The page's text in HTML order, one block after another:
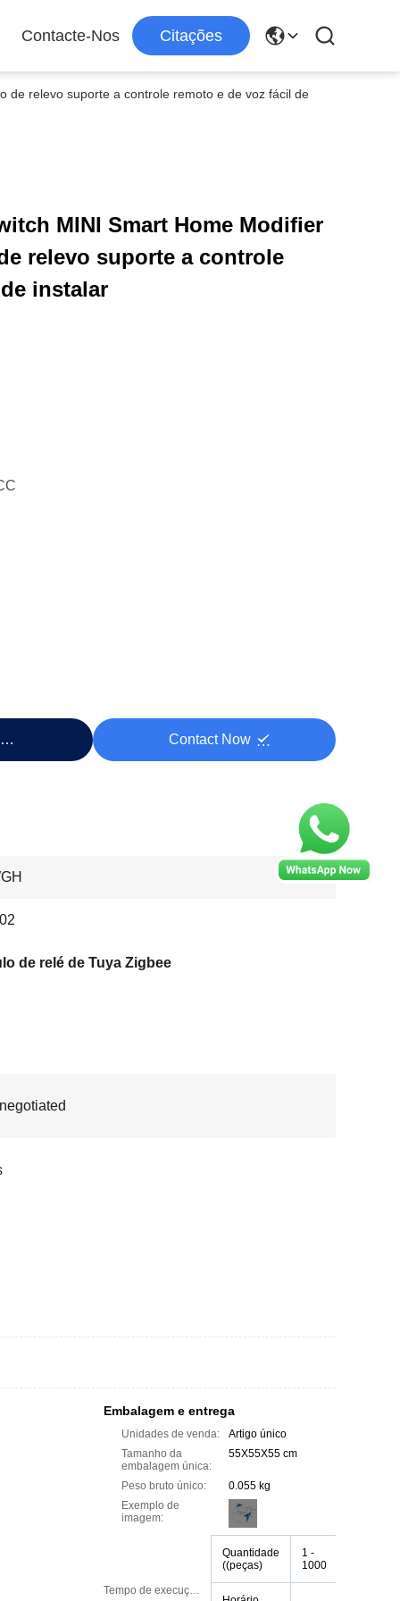
Contacte-Nos Citações
de relevo suporte a controle remoto e de voz fácil de
MINI Smart Home Modifier
relevo suporte a controle
instalar
Contact Now
de relé de Tuya Zigbee
Embalagem e entrega
Unidades de venda:
Artigo único
Tamanho da
embalagem única:
55X55X55 cm
Peso bruto único:
0.055 kg
Exemplo de
imagem:
Tempo de execução:
Quantidade
((peças)
1 -
1000